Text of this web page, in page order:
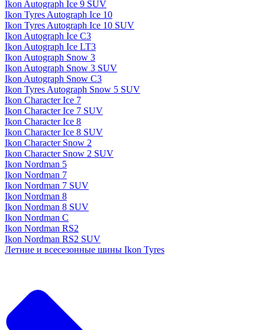
Ikon Autograph Ice 9 SUV
Ikon Tyres Autograph Ice 10
Ikon Tyres Autograph Ice 10 SUV
Ikon Autograph Ice C3
Ikon Autograph Ice LT3
Ikon Autograph Snow 3
Ikon Autograph Snow 3 SUV
Ikon Autograph Snow C3
Ikon Tyres Autograph Snow 5 SUV
Ikon Character Ice 7
Ikon Character Ice 7 SUV
Ikon Character Ice 8
Ikon Character Ice 8 SUV
Ikon Character Snow 2
Ikon Character Snow 2 SUV
Ikon Nordman 5
Ikon Nordman 7
Ikon Nordman 7 SUV
Ikon Nordman 8
Ikon Nordman 8 SUV
Ikon Nordman C
Ikon Nordman RS2
Ikon Nordman RS2 SUV
Летние и всесезонные шины Ikon Tyres